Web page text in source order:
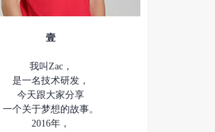
壹
我叫Zac，
是一名技术研发，
今天跟大家分享
一个关于梦想的故事。
2016年，